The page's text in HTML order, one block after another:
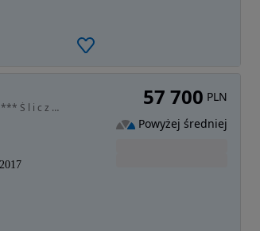
1490 cm3 • 165 KM • ***OPC Line*** Cała w oryginale *** Pełny serwis *** Ś l i c z n a ***
2017
57 700 PLN
Powyżej średniej